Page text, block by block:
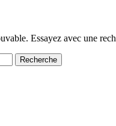
Essayez avec une
Recherche